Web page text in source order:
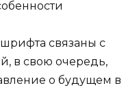
связаны с
в свою очередь,
о будущем в